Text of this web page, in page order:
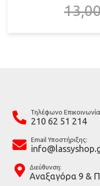
Tηλέφωνο
210 62 51 214
Email Υποστήριξης:
Διεύθυνση:
Αναξαγόρα 9 &